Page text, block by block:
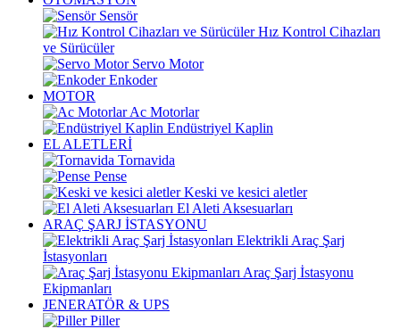
Sensör
Hız Kontrol Cihazları
ve Sürücüler
Servo Motor
Enkoder
MOTOR
Ac Motorlar
Endüstriyel Kaplin
EL ALETLERİ
Tornavida
Pense
Keski ve kesici aletler
El Aleti Aksesuarları
ARAÇ ŞARJ İSTASYONU
Elektrikli Araç Şarj
İstasyonları
Araç Şarj İstasyonu
Ekipmanları
JENERATÖR & UPS
Piller